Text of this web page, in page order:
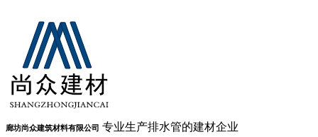
廊坊尚众建筑材料有限公司 专业生产排水管的建材企业